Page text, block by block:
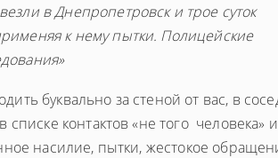
в Днепропетровск и трое суток
к нему пытки. Полицейские
буквально за стеной от вас, в
контактов «не того человека»
насилие, пытки, жестокое